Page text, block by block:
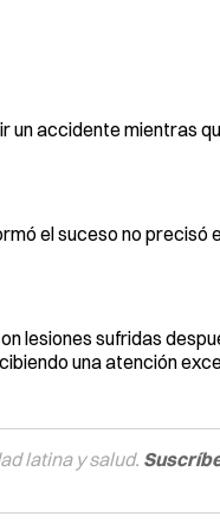
accidente mientras
el suceso no precisó
lesiones sufridas
una atención
latina y salud.